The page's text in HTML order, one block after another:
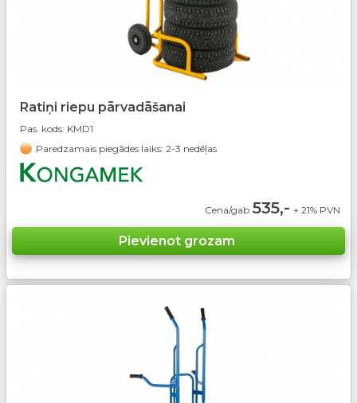
Ratiņi riepu pārvadāšanai
Pas. kods: KMD1
Paredzamais piegādes laiks: 2-3 nedēļas
Cena/gab 535,- + 21% PVN